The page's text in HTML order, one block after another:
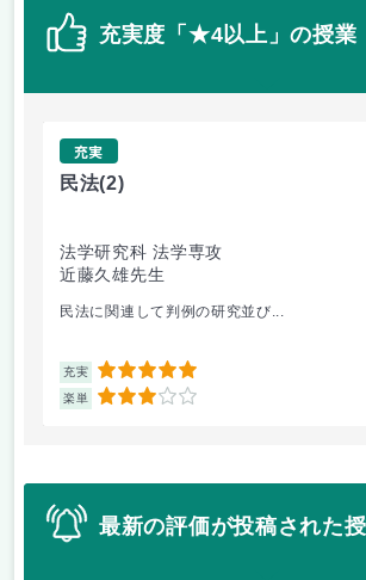
充実度「★4以上」の授業
充実
民法(2)
法学研究科 法学専攻
近藤久雄先生
民法に関連して判例の研究並び...
充実 5
楽単 3
最新の評価が投稿された